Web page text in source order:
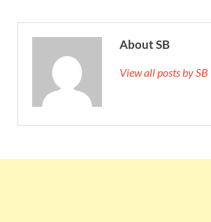
About SB
View all posts by